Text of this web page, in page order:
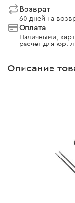
Возврат
60 дней на
Оплата
Наличными,
расчет для юр.
Описание